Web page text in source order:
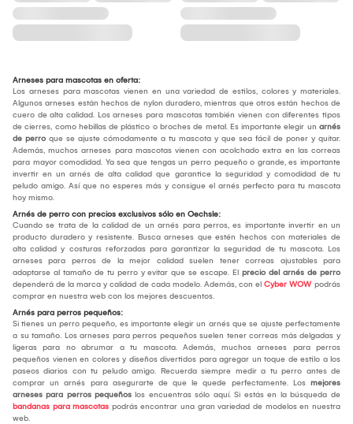
Arneses para mascotas en oferta:
Los arneses para mascotas vienen en una variedad de estilos, colores y materiales.
Algunos arneses están hechos de nylon duradero, mientras que otros están hechos de
cuero de alta calidad. Los arneses para mascotas también vienen con diferentes tipos
de cierres, como hebillas de plástico o broches de metal. Es importante elegir un arnés
de perro que se ajuste cómodamente a tu mascota y que sea fácil de poner y quitar.
Además, muchos arneses para mascotas vienen con acolchado extra en las correas
para mayor comodidad. Ya sea que tengas un perro pequeño o grande, es importante
invertir en un arnés de alta calidad que garantice la seguridad y comodidad de tu
peludo amigo. Así que no esperes más y consigue el arnés perfecto para tu mascota
hoy mismo.
Arnés de perro con precios exclusivos sólo en Oechsle:
Cuando se trata de la calidad de un arnés para perros, es importante invertir en un
producto duradero y resistente. Busca arneses que estén hechos con materiales de
alta calidad y costuras reforzadas para garantizar la seguridad de tu mascota. Los
arneses para perros de la mejor calidad suelen tener correas ajustables para
adaptarse al tamaño de tu perro y evitar que se escape. El precio del arnés de perro
dependerá de la marca y calidad de cada modelo. Además, con el Cyber WOWpodrás
comprar en nuestra web con los mejores descuentos.
Arnés para perros pequeños:
Si tienes un perro pequeño, es importante elegir un arnés que se ajuste perfectamente
a su tamaño. Los arneses para perros pequeños suelen tener correas más delgadas y
ligeras para no abrumar a tu mascota. Además, muchos arneses para perros
pequeños vienen en colores y diseños divertidos para agregar un toque de estilo a los
paseos diarios con tu peludo amigo. Recuerda siempre medir a tu perro antes de
comprar un arnés para asegurarte de que le quede perfectamente. Los mejores
arneses para perros pequeños los encuentras sólo aquí. Si estás en la búsqueda de
bandanas para mascotas podrás encontrar una gran variedad de modelos en nuestra
web.